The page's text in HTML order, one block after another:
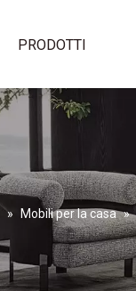
PRODOTTI
» Mobili per la casa »